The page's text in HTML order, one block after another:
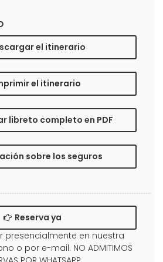
el itinerario
el itinerario
libreto completo en PDF
sobre los seguros
Reserva ya
presencialmente en nuestra
o por e-mail. NO ADMITIMOS